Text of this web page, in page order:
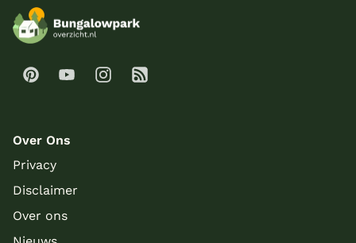
Over Ons
Privacy
Disclaimer
Over ons